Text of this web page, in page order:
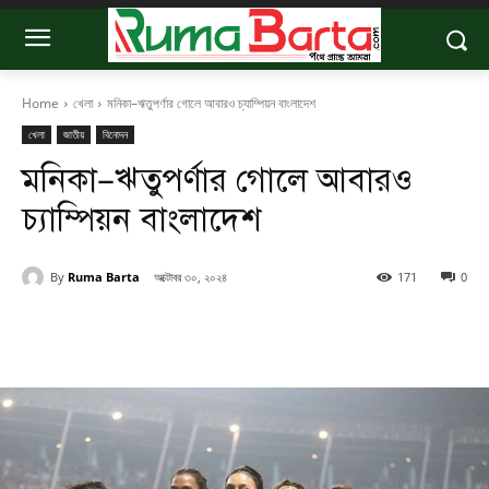
Home খেলা মনিকা–ঋতুপর্ণার গোলে আবারও চ্যাম্পিয়ন বাংলাদেশ
খেলা জাতীয় বিনোদন
মনিকা–ঋতুপর্ণার গোলে আবারও
চ্যাম্পিয়ন বাংলাদেশ
By Ruma Barta অক্টোবর ৩০, ২০২৪ 0
171